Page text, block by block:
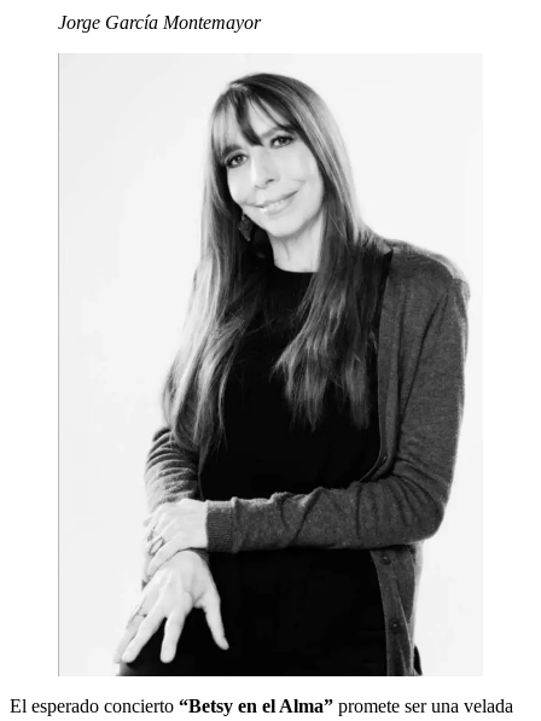
Jorge García Montemayor
El esperado concierto “Betsy en el Alma” promete ser una velada